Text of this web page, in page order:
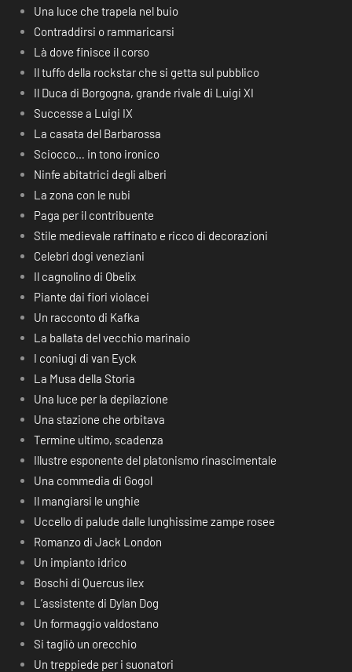
Una luce che trapela nel buio
Contraddirsi o rammaricarsi
Là dove finisce il corso
Il tuffo della rockstar che si getta sul pubblico
Il Duca di Borgogna, grande rivale di Luigi XI
Successe a Luigi IX
La casata del Barbarossa
Sciocco… in tono ironico
Ninfe abitatrici degli alberi
La zona con le nubi
Paga per il contribuente
Stile medievale raffinato e ricco di decorazioni
Celebri dogi veneziani
Il cagnolino di Obelix
Piante dai fiori violacei
Un racconto di Kafka
La ballata del vecchio marinaio
I coniugi di van Eyck
La Musa della Storia
Una luce per la depilazione
Una stazione che orbitava
Termine ultimo, scadenza
Illustre esponente del platonismo rinascimentale
Una commedia di Gogol
Il mangiarsi le unghie
Uccello di palude dalle lunghissime zampe rosee
Romanzo di Jack London
Un impianto idrico
Boschi di Quercus ilex
L’assistente di Dylan Dog
Un formaggio valdostano
Si tagliò un orecchio
Un treppiede per i suonatori